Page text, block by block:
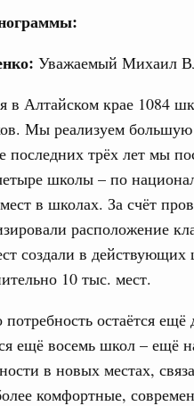
Уважаемый Михаил
в Алтайском крае 1084
Мы реализуем
последних трёх лет мы
школы – по
в школах. За счёт
расположение
создали в
10 тыс. мест.
остаётся
ещё восемь школ – ещё
в новых местах,
комфортные,